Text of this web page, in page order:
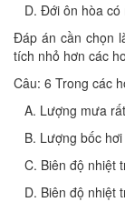
D. Đới ôn hòa có
Đáp án cần chọn
tích nhỏ hơn các
Câu: 6 Trong các
A. Lượng mưa
B. Lượng bốc
C. Biên độ nhiệt
D. Biên độ nhiệt